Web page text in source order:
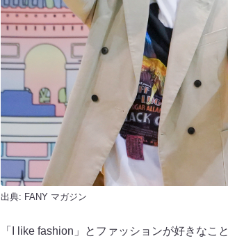
出典: FANY マガジン
「I like fashion」とファッションが好きなこ